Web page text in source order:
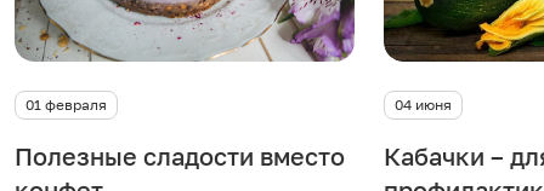
01 февраля
Полезные сладости вместо
04 июня
Кабачки –